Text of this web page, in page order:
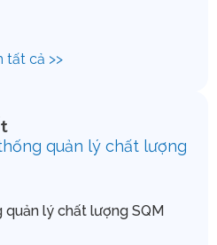
tất cả >>
lý chất lượng SQM